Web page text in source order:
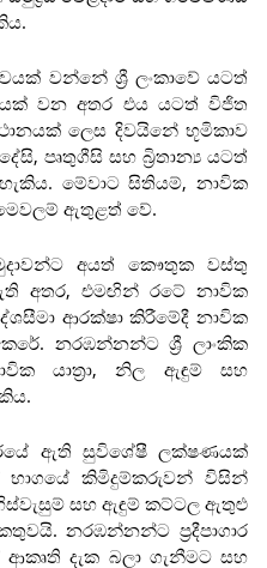
වන්නේ ශ්‍රී ලංකාවේ යටත්
වන අතර එය යටත් විජිත
ලෙස දිවයිනේ භූමිකාව
පෘතුගීසි සහ බ්‍රිතාන්‍ය යටත්
මේවාට සිතියම්, නාවික
ඇතුළත් වේ.
අයත් කෞතුක වස්තු
අතර, එමඟින් රටේ නාවික
ආරක්ෂා කිරීමේදී නාවික
නරඹන්නන්ට ශ්‍රී ලාංකික
යාත්‍රා, නිල ඇඳුම් සහ
ඇති සුවිශේෂී ලක්ෂණයක්
කිමිදුම්කරුවන් විසින්
සහ ඇඳුම් කට්ටල ඇතුළු
නරඹන්නන්ට ප්‍රදීපාගාර
දැක බලා ගැනීමට සහ